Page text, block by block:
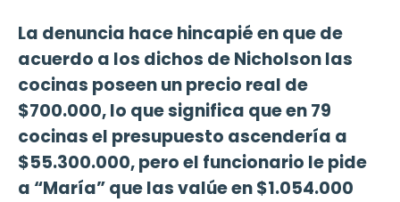
La denuncia hace hincapié en que de
acuerdo a los dichos de Nicholson las
cocinas poseen un precio real de
$700.000, lo que significa que en 79
cocinas el presupuesto ascendería a
$55.300.000, pero el funcionario le pide
a “María” que las valúe en $1.054.000